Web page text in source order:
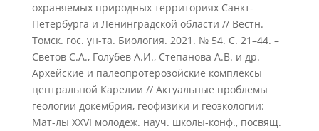
охраняемых природных территориях Санкт-
Петербурга и Ленинградской области // Вестн.
Томск. гос. ун-та. Биология. 2021. № 54. С. 21–44. –
Cветов С.А., Голубев А.И., Степанова А.В. и др.
Архейские и палеопротерозойские комплексы
центральной Карелии // Актуальные проблемы
геологии докембрия, геофизики и геоэкологии:
Мат-лы XXVI молодеж. науч. школы-конф., посвящ.